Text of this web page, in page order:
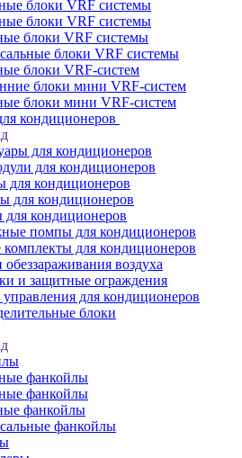
блоки VRF системы
блоки VRF системы
блоки VRF системы
блоки VRF системы
блоки VRF-систем
блоки мини VRF-систем
блоки мини VRF-систем
кондиционеров
для кондиционеров
для кондиционеров
для кондиционеров
для кондиционеров
кондиционеров
помпы для кондиционеров
для кондиционеров
воздуха
и защитные ограждения
для кондиционеров
блоки
фанкойлы
фанкойлы
фанкойлы
фанкойлы